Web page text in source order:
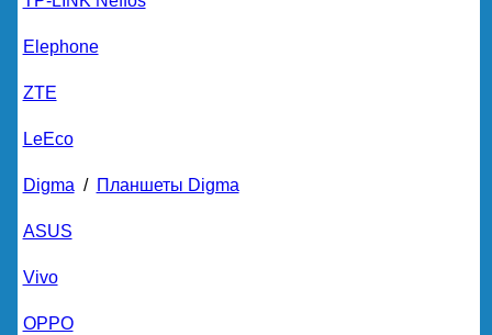
Elephone
ZTE
LeEco
Digma/ Планшеты Digma
ASUS
Vivo
OPPO